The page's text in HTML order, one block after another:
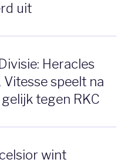
uit
Heracles
speelt na
tegen RKC
wint